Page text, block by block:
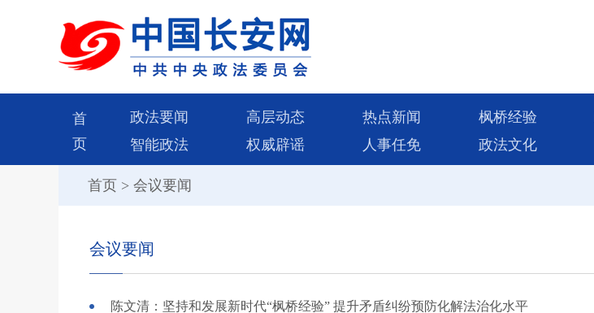
首
页
政法要闻 高层动态 热点新闻 枫桥经验
智能政法
权威辟谣 人事任免 政法文化
首页 > 会议要闻
会议要闻
陈文清：坚持和发展新时代“枫桥经验” 提升矛盾纠纷预防化解法治化水平